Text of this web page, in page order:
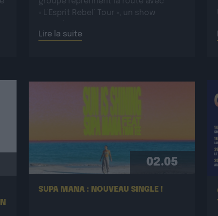
« L’Esprit Rebel’ Tour », un show
une énergie toujours plus électrique.
Lire la suite
02.05
SUPA MANA : NOUVEAU SINGLE !